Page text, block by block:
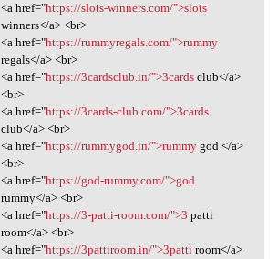
<a href="https://slots-winners.com/">slots
winners</a> <br>
<a href="https://rummyregals.com/">rummy
regals</a> <br>
<a href="https://3cardsclub.in/">3cardsclub</a>
<br>
<a href="https://3cards-club.com/">3cards
club</a> <br>
<a href="https://rummygod.in/">rummygod </a>
<br>
<a href="https://god-rummy.com/">god
rummy</a> <br>
<a href="https://3-patti-room.com/">3 patti
room</a> <br>
<a href="https://3pattiroom.in/">3pattiroom</a>